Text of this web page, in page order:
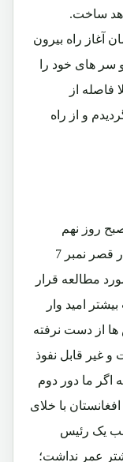
ناممکن خواهد ساخت.
آغاز راه بیرون
های خود را
فاصله از
و از راه
روز نهم
سپتمبر بود، با تیم کاری دفترملل متحد در قصر نمبر 7
مطالعه قرار
امید وار
ها از دست نرفته
و غیر قابل نفوذ
اگر ما دور دوم
افغانستان با خلای
یک رئیس
گردید که 9 ماه بیشتر عمر نداشت؛